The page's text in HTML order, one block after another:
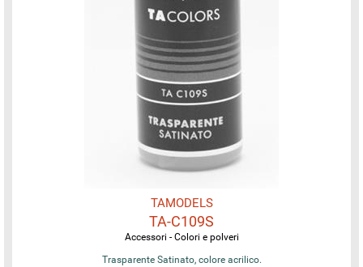
TAMODELS
TA-C109S
Accessori - Colori e polveri
Trasparente Satinato, colore acrilico.